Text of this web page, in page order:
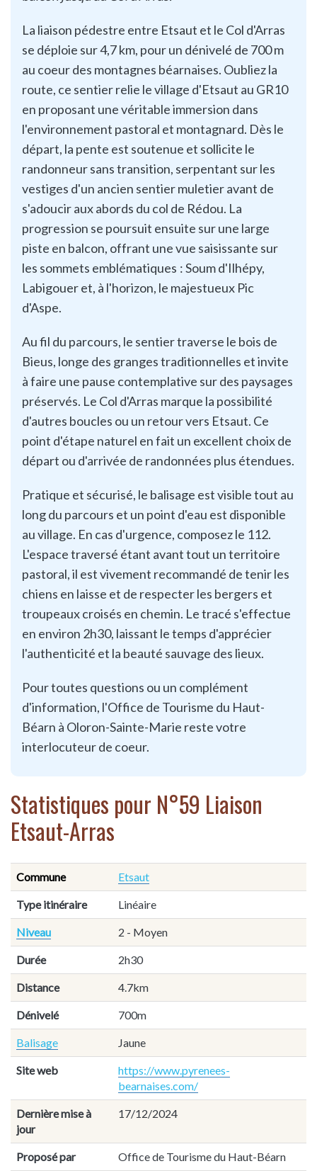
La liaison pédestre entre Etsaut et le Col d'Arras
se déploie sur 4,7 km, pour un dénivelé de 700 m
au coeur des montagnes béarnaises. Oubliez la
route, ce sentier relie le village d'Etsaut au GR10
en proposant une véritable immersion dans
l'environnement pastoral et montagnard. Dès le
départ, la pente est soutenue et sollicite le
randonneur sans transition, serpentant sur les
vestiges d'un ancien sentier muletier avant de
s'adoucir aux abords du col de Rédou. La
progression se poursuit ensuite sur une large
piste en balcon, offrant une vue saisissante sur
les sommets emblématiques : Soum d'Ilhépy,
Labigouer et, à l'horizon, le majestueux Pic
d'Aspe.
Au fil du parcours, le sentier traverse le bois de
Bieus, longe des granges traditionnelles et invite
à faire une pause contemplative sur des paysages
préservés. Le Col d'Arras marque la possibilité
d'autres boucles ou un retour vers Etsaut. Ce
point d'étape naturel en fait un excellent choix de
départ ou d'arrivée de randonnées plus étendues.
Pratique et sécurisé, le balisage est visible tout au
long du parcours et un point d'eau est disponible
au village. En cas d'urgence, composez le 112.
L'espace traversé étant avant tout un territoire
pastoral, il est vivement recommandé de tenir les
chiens en laisse et de respecter les bergers et
troupeaux croisés en chemin. Le tracé s'effectue
en environ 2h30, laissant le temps d'apprécier
l'authenticité et la beauté sauvage des lieux.
Pour toutes questions ou un complément
d'information, l'Office de Tourisme du Haut-
Béarn à Oloron-Sainte-Marie reste votre
interlocuteur de coeur.
Statistiques pour N°59 Liaison
Etsaut-Arras
Commune Etsaut
Type itinéraire Linéaire
Niveau 2 - Moyen
Durée 2h30
Distance 4.7km
Dénivelé 700m
Balisage Jaune
Site web
https://www.pyrenees-
bearnaises.com/
Dernière mise à
jour
17/12/2024
Proposé par Office de Tourisme du Haut-Béarn